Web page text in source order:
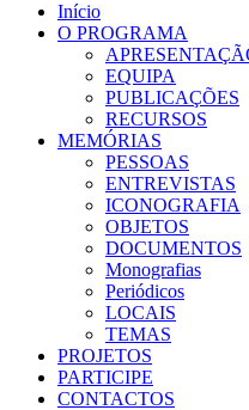
Início
O PROGRAMA
EQUIPA
PUBLICAÇÕES
RECURSOS
MEMÓRIAS
PESSOAS
ENTREVISTAS
ICONOGRAFIA
OBJETOS
DOCUMENTOS
Monografias
Periódicos
LOCAIS
TEMAS
PROJETOS
PARTICIPE
CONTACTOS